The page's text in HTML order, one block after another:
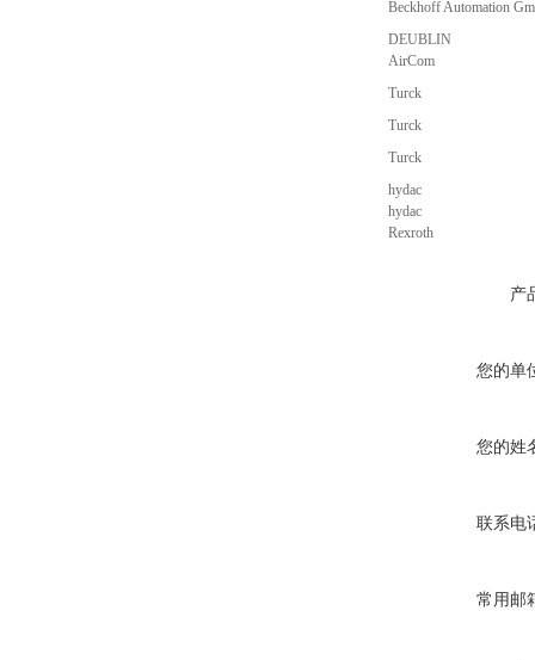
Beckhoff Automation
DEUBLIN
AirCom
Turck
Turck
Turck
hydac
hydac
Rexroth
产
您的单
您的姓
联系电
常用邮